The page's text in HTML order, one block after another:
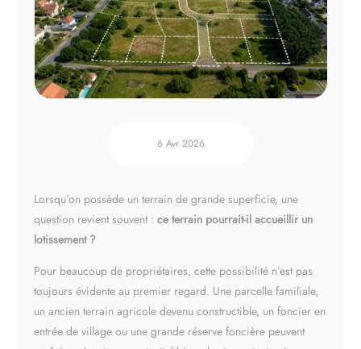
6 Avr 2026
Lorsqu’on possède un terrain de grande superficie, une
question revient souvent :ce terrain pourrait-il accueillir un
lotissement ?
Pour beaucoup de propriétaires, cette possibilité n’est pas
toujours évidente au premier regard. Une parcelle familiale,
un ancien terrain agricole devenu constructible, un foncier en
entrée de village ou une grande réserve foncière peuvent